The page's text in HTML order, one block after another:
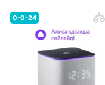
0-0-24